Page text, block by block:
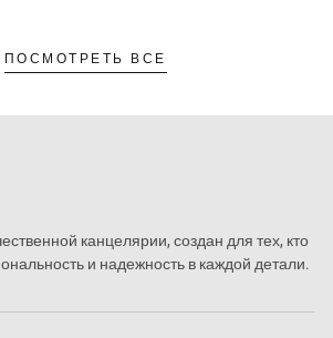
ПОСМОТРЕТЬ ВСЕ
канцелярии, создан для тех, кто
и надежность в каждой детали.